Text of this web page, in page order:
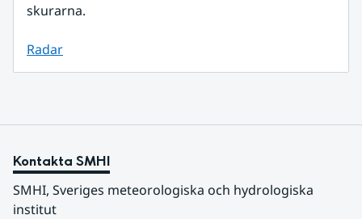
skurarna.
Radar
Kontakta SMHI
SMHI, Sveriges meteorologiska och hydrologiska
institut